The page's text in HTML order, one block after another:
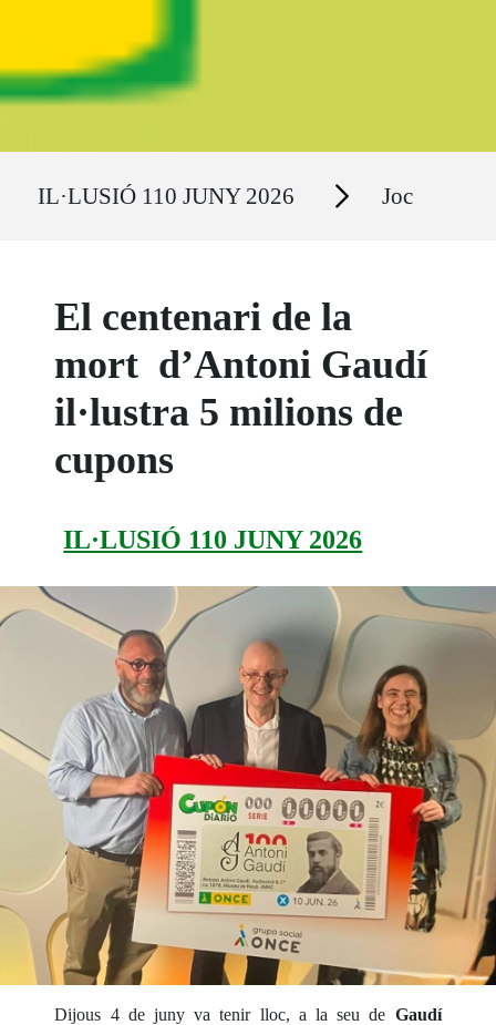
IL·LUSIÓ 110 JUNY 2026 Secciones Joc
El centenari de la
mort d’Antoni Gaudí
il·lustra 5 milions de
cupons
IL·LUSIÓ 110 JUNY 2026
Dijous 4 de juny va tenir lloc, a la seu de Gaudí